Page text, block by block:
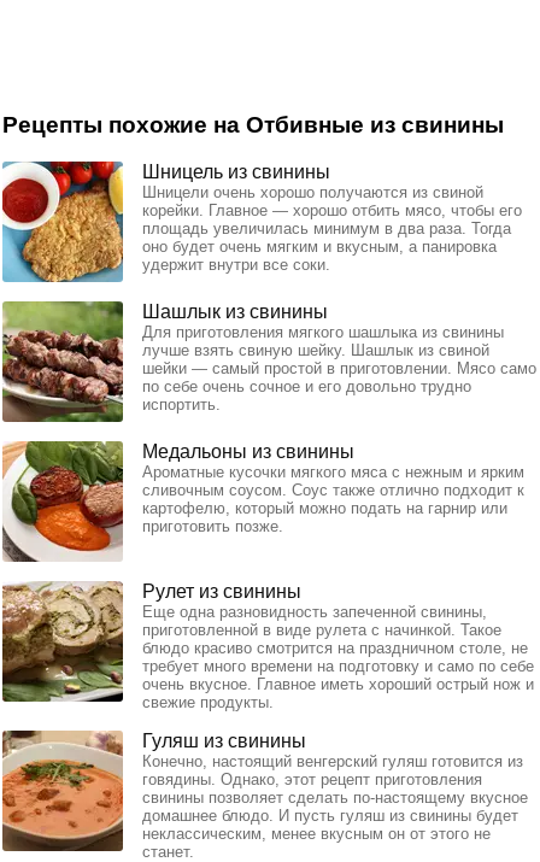
Рецепты похожие на Отбивные из свинины
Шницель из свинины
Шницели очень хорошо получаются из свиной
корейки. Главное — хорошо отбить мясо, чтобы его
площадь увеличилась минимум в два раза. Тогда
оно будет очень мягким и вкусным, а панировка
удержит внутри все соки.
Шашлык из свинины
Для приготовления мягкого шашлыка из свинины
лучше взять свиную шейку. Шашлык из свиной
шейки — самый простой в приготовлении. Мясо само
по себе очень сочное и его довольно трудно
испортить.
Медальоны из свинины
Ароматные кусочки мягкого мяса с нежным и ярким
сливочным соусом. Соус также отлично подходит к
картофелю, который можно подать на гарнир или
приготовить позже.
Рулет из свинины
Еще одна разновидность запеченной свинины,
приготовленной в виде рулета с начинкой. Такое
блюдо красиво смотрится на праздничном столе, не
требует много времени на подготовку и само по себе
очень вкусное. Главное иметь хороший острый нож и
свежие продукты.
Гуляш из свинины
Конечно, настоящий венгерский гуляш готовится из
говядины. Однако, этот рецепт приготовления
свинины позволяет сделать по-настоящему вкусное
домашнее блюдо. И пусть гуляш из свинины будет
неклассическим, менее вкусным он от этого не
станет.